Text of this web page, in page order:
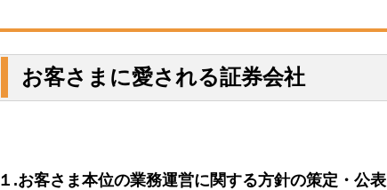
お客さまに愛される証券会社
１.お客さま本位の業務運営に関する方針の策定・公表